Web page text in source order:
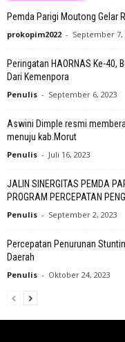
Pemda Parigi Moutong Gelar
prokopim2022 - September 7,
Peringatan HAORNAS Ke-40,
Dari Kemenpora
Penulis - September 6, 2023
Aswini Dimple resmi
menuju kab.Morut
Penulis - Juli 16, 2023
JALIN SINERGITAS PEMDA
PROGRAM PERCEPATAN
Penulis - September 2, 2023
Percepatan Penurunan
Daerah
Penulis - Oktober 24, 2023